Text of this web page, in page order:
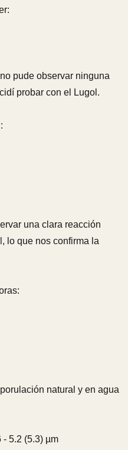
pude observar ninguna
probar con el Lugol.
una clara reacción
lo que nos confirma la
natural y en agua
- 5.2 (5.3) µm